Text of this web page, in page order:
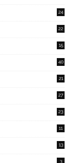
24
22
15
40
21
27
23
11
13
3